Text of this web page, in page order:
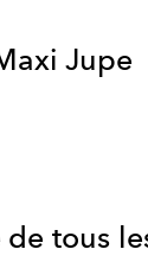
Jupe
de tous